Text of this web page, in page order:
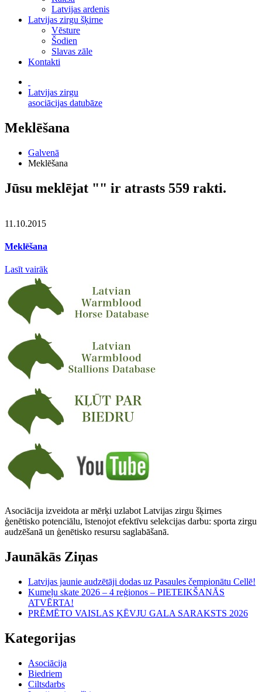
Latvijas ardenis
Latvijas zirgu šķirne
Vēsture
Šodien
Slavas zāle
Kontakti
Latvijas zirgu
asociācijas datubāze
Meklēšana
Galvenā
Meklēšana
Jūsu meklējat "" ir atrasts 559 rakti.
11.10.2015
Meklēšana
Lasīt vairāk
Asociācija izveidota ar mērķi uzlabot Latvijas zirgu šķirnes
ģenētisko potenciālu, īstenojot efektīvu selekcijas darbu: sporta zirgu
audzēšanā un ģenētisko resursu saglabāšanā.
Jaunākās Ziņas
Latvijas jaunie audzētāji dodas uz Pasaules čempionātu Cellē!
Kumeļu skate 2026 – 4 reģionos – PIETEIKŠANĀS
ATVĒRTA!
PRĒMĒTO VAISLAS ĶĒVJU GALA SARAKSTS 2026
Kategorijas
Asociācija
Biedriem
Ciltsdarbs